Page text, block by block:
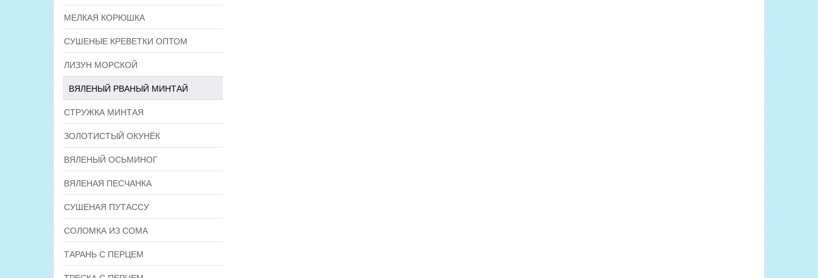
МЕЛКАЯ КОРЮШКА
СУШЕНЫЕ КРЕВЕТКИ ОПТОМ
ЛИЗУН МОРСКОЙ
ВЯЛЕНЫЙ РВАНЫЙ МИНТАЙ
СТРУЖКА МИНТАЯ
ЗОЛОТИСТЫЙ ОКУНЁК
ВЯЛЕНЫЙ ОСЬМИНОГ
ВЯЛЕНАЯ ПЕСЧАНКА
СУШЕНАЯ ПУТАССУ
СОЛОМКА ИЗ СОМА
ТАРАНЬ С ПЕРЦЕМ